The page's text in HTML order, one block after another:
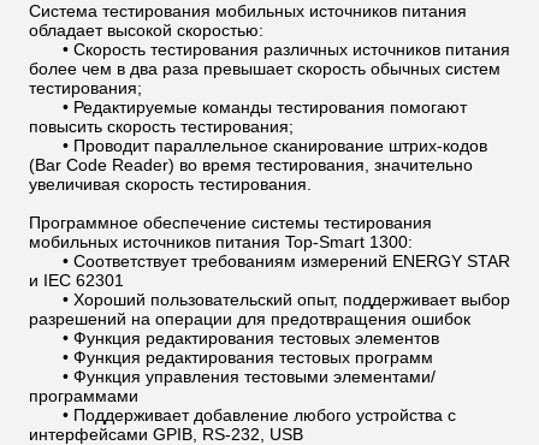
Система тестирования мобильных источников питания
обладает высокой скоростью:
• Скорость тестирования различных источников питания
более чем в два раза превышает скорость обычных систем
тестирования;
• Редактируемые команды тестирования помогают
повысить скорость тестирования;
• Проводит параллельное сканирование штрих-кодов
(Bar Code Reader) во время тестирования, значительно
увеличивая скорость тестирования.
Программное обеспечение системы тестирования
мобильных источников питания Top-Smart 1300:
• Соответствует требованиям измерений ENERGY STAR
и IEC 62301
• Хороший пользовательский опыт, поддерживает выбор
разрешений на операции для предотвращения ошибок
• Функция редактирования тестовых элементов
• Функция редактирования тестовых программ
• Функция управления тестовыми элементами/
программами
• Поддерживает добавление любого устройства с
интерфейсами GPIB, RS-232, USB